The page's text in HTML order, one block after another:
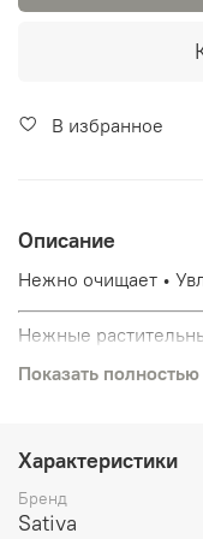
В избранное
Описание
Нежно очищает •
Нежные
загрязнения с
увлажняют кожу.
чувствительной
реактивность.
Показать полностью
Характеристики
Бренд
Sativa